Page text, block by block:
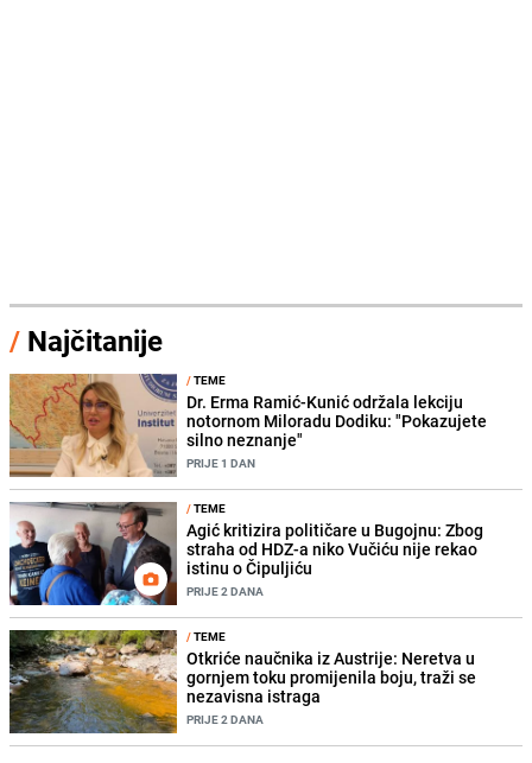
/ Najčitanije
/TEME
Dr. Erma Ramić-Kunić održala lekciju
notornom Miloradu Dodiku: "Pokazujete
silno neznanje"
PRIJE 1 DAN
/TEME
Agić kritizira političare u Bugojnu: Zbog
straha od HDZ-a niko Vučiću nije rekao
istinu o Čipuljiću
PRIJE 2 DANA
/TEME
Otkriće naučnika iz Austrije: Neretva u
gornjem toku promijenila boju, traži se
nezavisna istraga
PRIJE 2 DANA